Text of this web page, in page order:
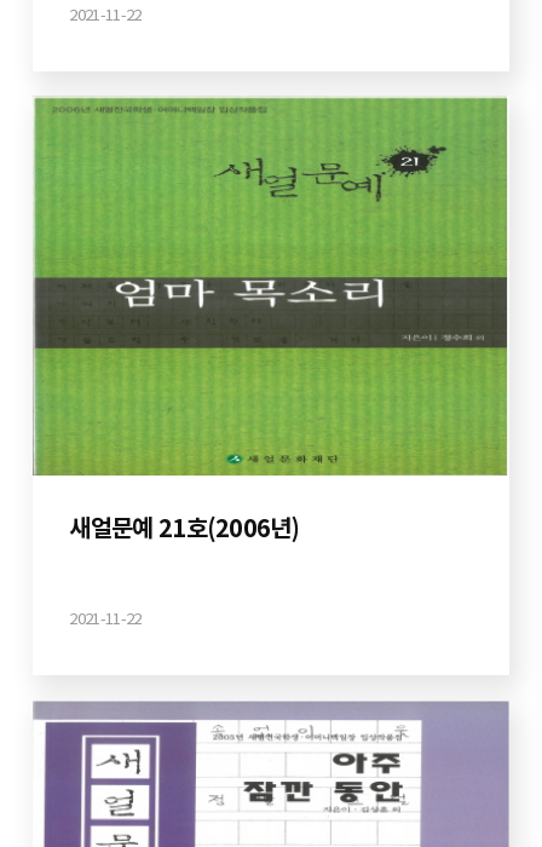
2021-11-22
새얼문예 21호(2006년)
2021-11-22